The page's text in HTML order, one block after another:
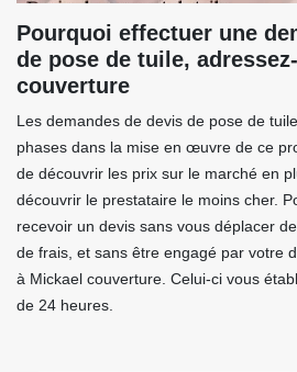
Pourquoi effectuer une
de pose de tuile,
couverture
Les demandes de devis de pose de
phases dans la mise en œuvre de ce
de découvrir les prix sur le marché en
découvrir le prestataire le moins cher.
recevoir un devis sans vous déplacer
de frais, et sans être engagé par votre
à Mickael couverture. Celui-ci vous
de 24 heures.